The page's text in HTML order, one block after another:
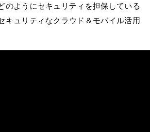
のようにセキュリティを担保している
キュリティなクラウド＆モバイル活用